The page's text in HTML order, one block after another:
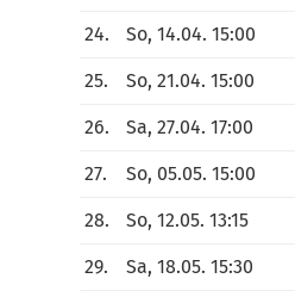
24. So, 14.04. 15:00
25. So, 21.04. 15:00
26. Sa, 27.04. 17:00
27. So, 05.05. 15:00
28. So, 12.05. 13:15
29. Sa, 18.05. 15:30